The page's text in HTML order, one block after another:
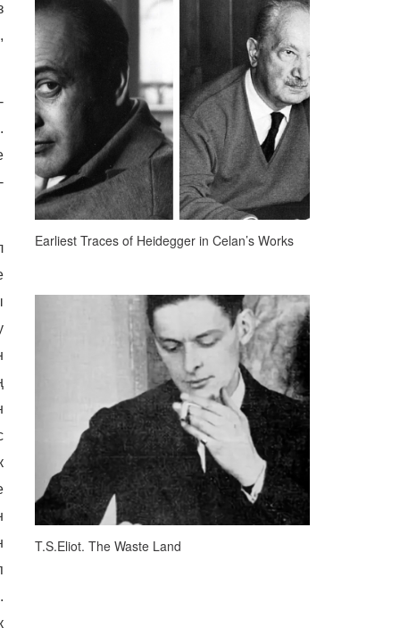
Earliest Traces of Heidegger in Celan’s Works
T.S.Eliot. The Waste Land